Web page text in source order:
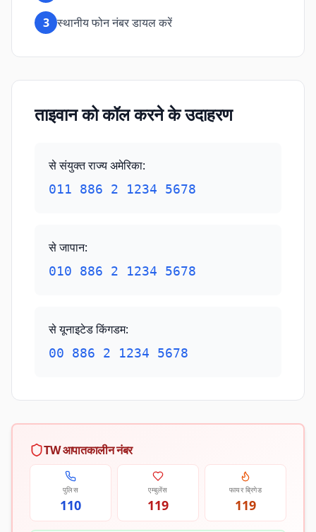
3 स्थानीय फोन नंबर डायल करें
ताइवान को कॉल करने के उदाहरण
से संयुक्त राज्य अमेरिका:
011 886 2 1234 5678
से जापान:
010 886 2 1234 5678
से यूनाइटेड किंगडम:
00 886 2 1234 5678
TW आपातकालीन नंबर
पुलिस
110
एम्बुलेंस
119
फायर ब्रिगेड
119